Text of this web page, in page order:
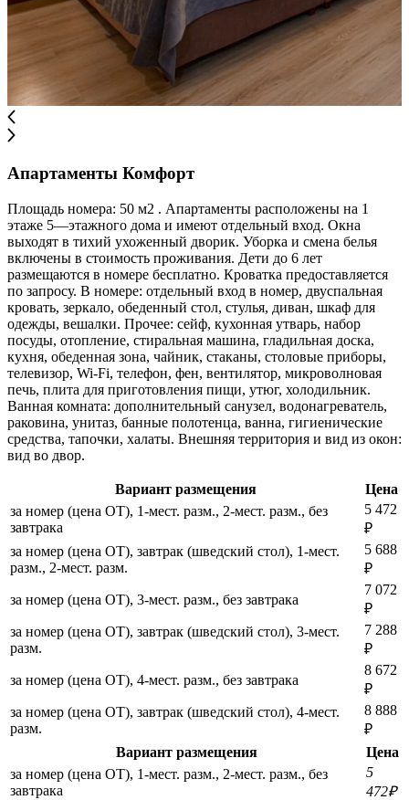
Апартаменты Комфорт
Площадь номера: 50 м2 . Апартаменты расположены на 1
этаже 5—этажного дома и имеют отдельный вход. Окна
выходят в тихий ухоженный дворик. Уборка и смена белья
включены в стоимость проживания. Дети до 6 лет
размещаются в номере бесплатно. Кроватка предоставляется
по запросу. В номере: отдельный вход в номер, двуспальная
кровать, зеркало, обеденный стол, стулья, диван, шкаф для
одежды, вешалки. Прочее: сейф, кухонная утварь, набор
посуды, отопление, стиральная машина, гладильная доска,
кухня, обеденная зона, чайник, стаканы, столовые приборы,
телевизор, Wi-Fi, телефон, фен, вентилятор, микроволновая
печь, плита для приготовления пищи, утюг, холодильник.
Ванная комната: дополнительный санузел, водонагреватель,
раковина, унитаз, банные полотенца, ванна, гигиенические
средства, тапочки, халаты. Внешняя территория и вид из окон:
вид во двор.
Вариант размещения
Цена
за номер (цена ОТ), 1-мест. разм., 2-мест. разм., без
завтрака
5 472
₽
за номер (цена ОТ), завтрак (шведский стол), 1-мест.
разм., 2-мест. разм.
5 688
₽
за номер (цена ОТ), 3-мест. разм., без завтрака
7 072
₽
за номер (цена ОТ), завтрак (шведский стол), 3-мест.
разм.
7 288
₽
за номер (цена ОТ), 4-мест. разм., без завтрака
8 672
₽
за номер (цена ОТ), завтрак (шведский стол), 4-мест.
разм.
8 888
₽
Вариант размещения
Цена
за номер (цена ОТ), 1-мест. разм., 2-мест. разм., без
завтрака
5
472₽